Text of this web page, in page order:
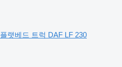
플랫베드 트럭 DAF LF 230